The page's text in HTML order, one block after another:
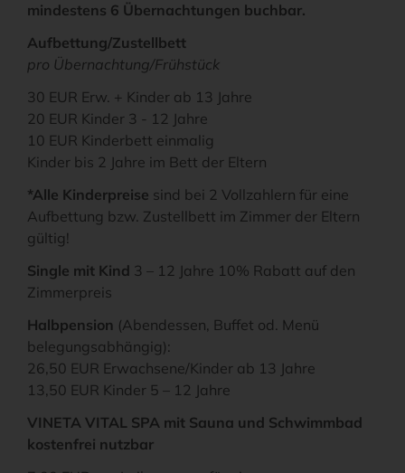
mindestens 6 Übernachtungen buchbar.
Aufbettung/Zustellbett
pro Übernachtung/Frühstück
30 EUR Erw. + Kinder ab 13 Jahre
20 EUR Kinder 3 - 12 Jahre
10 EUR Kinderbett einmalig
Kinder bis 2 Jahre im Bett der Eltern
*Alle Kinderpreise sind bei 2 Vollzahlern für eine
Aufbettung bzw. Zustellbett im Zimmer der Eltern
gültig!
Single mit Kind 3 – 12 Jahre 10% Rabatt auf den
Zimmerpreis
Halbpension (Abendessen, Buffet od. Menü
belegungsabhängig):
26,50 EUR Erwachsene/Kinder ab 13 Jahre
13,50 EUR Kinder 5 – 12 Jahre
VINETA VITAL SPA mit Sauna und Schwimmbad
kostenfrei nutzbar